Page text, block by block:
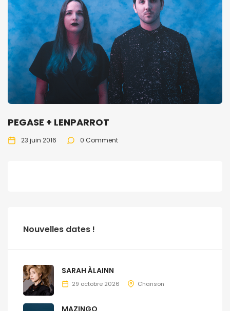
PEGASE + LENPARROT
23 juin 2016 0 Comment
Nouvelles dates !
SARAH ÀLAINN
29 octobre 2026 Chanson
MAZINGO